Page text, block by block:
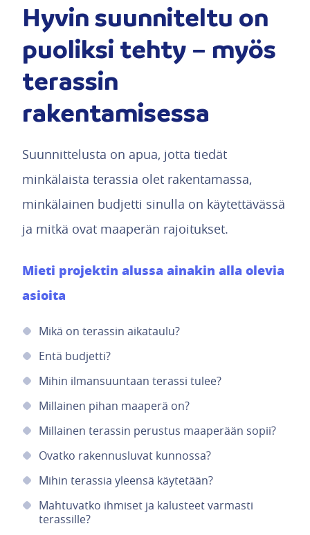
Hyvin suunniteltu on
puoliksi tehty – myös
terassin
rakentamisessa
Suunnittelusta on apua, jotta tiedät
minkälaista terassia olet rakentamassa,
minkälainen budjetti sinulla on käytettävässä
ja mitkä ovat maaperän rajoitukset.
Mieti projektin alussa ainakin alla olevia
asioita
Mikä on terassin aikataulu?
Entä budjetti?
Mihin ilmansuuntaan terassi tulee?
Millainen pihan maaperä on?
Millainen terassin perustus maaperään sopii?
Ovatko rakennusluvat kunnossa?
Mihin terassia yleensä käytetään?
Mahtuvatko ihmiset ja kalusteet varmasti
terassille?